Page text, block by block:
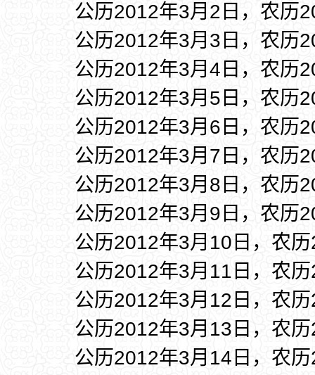
公历2012年3月2日，农历
公历2012年3月3日，农历
公历2012年3月4日，农历
公历2012年3月5日，农历
公历2012年3月6日，农历
公历2012年3月7日，农历
公历2012年3月8日，农历
公历2012年3月9日，农历
公历2012年3月10日，农
公历2012年3月11日，农
公历2012年3月12日，农
公历2012年3月13日，农
公历2012年3月14日，农